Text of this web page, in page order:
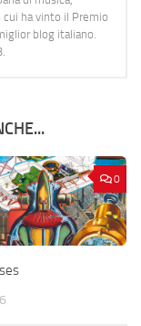
ha vinto il Premio
blog italiano.
0